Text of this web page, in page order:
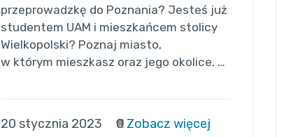
przeprowadzkę do Poznania? Jesteś już
studentem UAM i mieszkańcem stolicy
Wielkopolski? Poznaj miasto,
w którym mieszkasz oraz jego okolice. …
20 stycznia 2023 0 Zobacz więcej